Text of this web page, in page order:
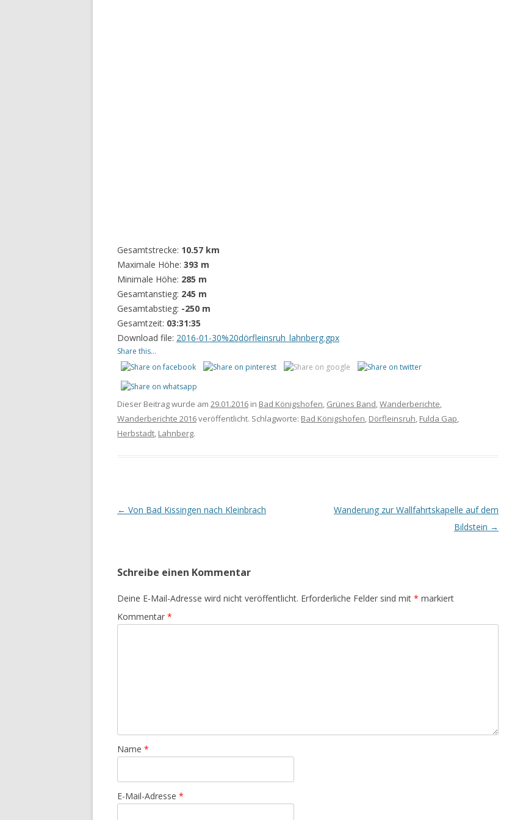
Gesamtstrecke: 10.57 km
Maximale Höhe: 393 m
Minimale Höhe: 285 m
Gesamtanstieg: 245 m
Gesamtabstieg: -250 m
Gesamtzeit: 03:31:35
Download file: 2016-01-30%20dörfleinsruh_lahnberg.gpx
Share this...
Dieser Beitrag wurde am 29.01.2016 in Bad Königshofen, Grünes Band,Wanderberichte,
Wanderberichte 2016veröffentlicht. Schlagworte: Bad Königshofen, Dörfleinsruh, Fulda Gap,
Herbstadt, Lahnberg.
Beitrags-
← Von Bad Kissingen nach Kleinbrach
Wanderung zur Wallfahrtskapelle auf dem
Bildstein →
Schreibe einen Kommentar
Deine E-Mail-Adresse wird nicht veröffentlicht. Erforderliche Felder sind mit * markiert
Kommentar *
Name *
E-Mail-Adresse *